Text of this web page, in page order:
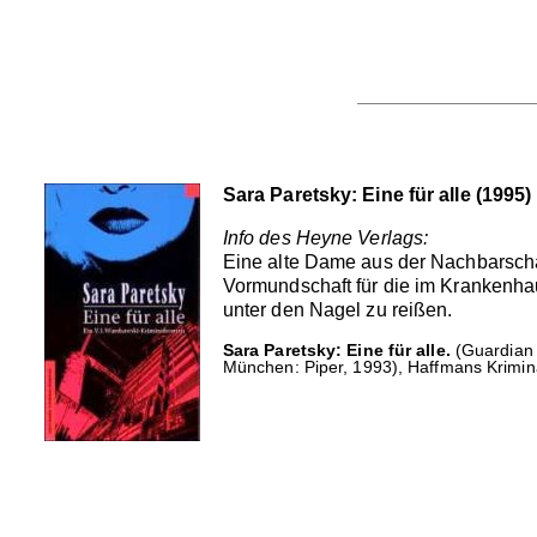
Sara Paretsky: Eine für alle (1995)
Info des Heyne Verlags:
Eine alte Dame aus der
Vormundschaft für die im
unter den Nagel zu reißen.
Sara Paretsky: Eine für alle. (Guardian
München: Piper, 1993), Haffmans